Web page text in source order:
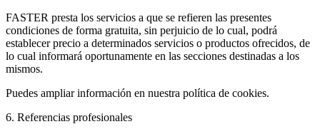
FASTER presta los servicios a que se refieren las presentes
condiciones de forma gratuita, sin perjuicio de lo cual, podrá
establecer precio a determinados servicios o productos ofrecidos, de
lo cual informará oportunamente en las secciones destinadas a los
mismos.
Puedes ampliar información en nuestra política de cookies.
6. Referencias profesionales